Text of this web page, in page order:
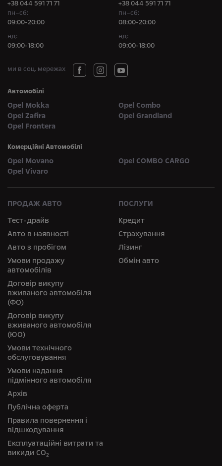
+38 044 591 71 71
пн–сб:
09:00-20:00
нд:
09:00-18:00
+38 044 591 71 71
пн–сб:
08:00-20:00
нд:
09:00-18:00
ми в соц. мережах
Автомобілі
Opel Mokka
Opel Combo
Opel Zafira
Opel Grandland
Opel Frontera
Комерційні Автомобілі
Opel Movano
Opel COMBO CARGO
Opel Vivaro
ПРОДАЖ АВТО
Тест-драйв
Авто в наявності
Авто з пробігом
Умови продажу
автомобілів
Договір викупу
вживаного автомобіля
(ФО)
Договір викупу
вживаного автомобіля
(ЮО)
Умови технічного
обслуговування
Умови надання
підмінного автомобіля
Архів
Публічна оферта
Правила повернення і
відшкодування
Експлуатаційні витрати та
викиди СО2
ПОСЛУГИ
Кредит
Страхування
Лізинг
Обмін авто